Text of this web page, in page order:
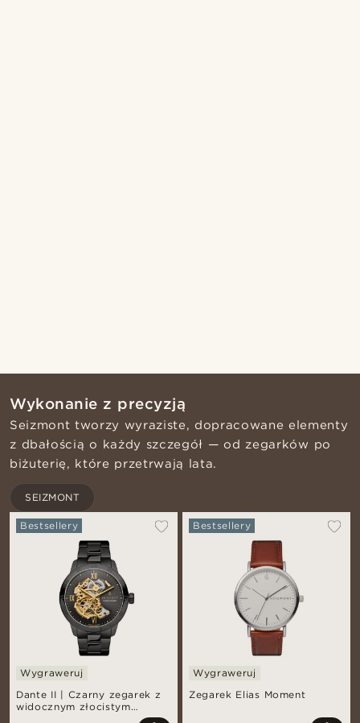
Wykonanie z precyzją
Seizmont tworzy wyraziste, dopracowane elementy
z dbałością o każdy szczegół — od zegarków po
biżuterię, które przetrwają lata.
SEIZMONT
Dante II | Czarny zegarek z
widocznym złocistym
Bestsellery
Wygraweruj
Zegarek Elias Moment
Bestsellery
Wygraweruj